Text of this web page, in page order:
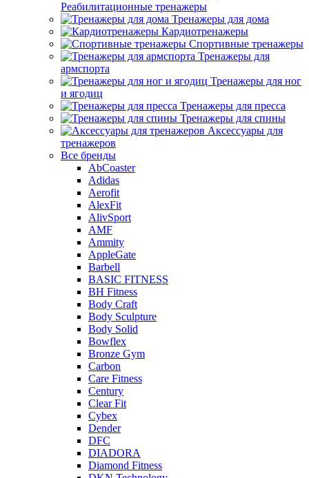
Реабилитационные тренажеры
Тренажеры для дома
Кардиотренажеры
Спортивные тренажеры
Тренажеры для
армспорта
Тренажеры для ног
и ягодиц
Тренажеры для пресса
Тренажеры для спины
Аксессуары для
тренажеров
Все бренды
AbCoaster
Adidas
Aerofit
AlexFit
AlivSport
AMF
Ammity
AppleGate
Barbell
BASIC FITNESS
BH Fitness
Body Craft
Body Sculpture
Body Solid
Bowflex
Bronze Gym
Carbon
Care Fitness
Century
Clear Fit
Cybex
Dender
DFC
DIADORA
Diamond Fitness